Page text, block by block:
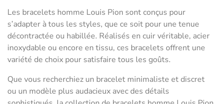
Les bracelets homme Louis Pion sont conçus pour
s’adapter à tous les styles, que ce soit pour une tenue
décontractée ou habillée. Réalisés en cuir véritable, acier
inoxydable ou encore en tissu, ces bracelets offrent une
variété de choix pour satisfaire tous les goûts.
Que vous recherchiez un bracelet minimaliste et discret
ou un modèle plus audacieux avec des détails